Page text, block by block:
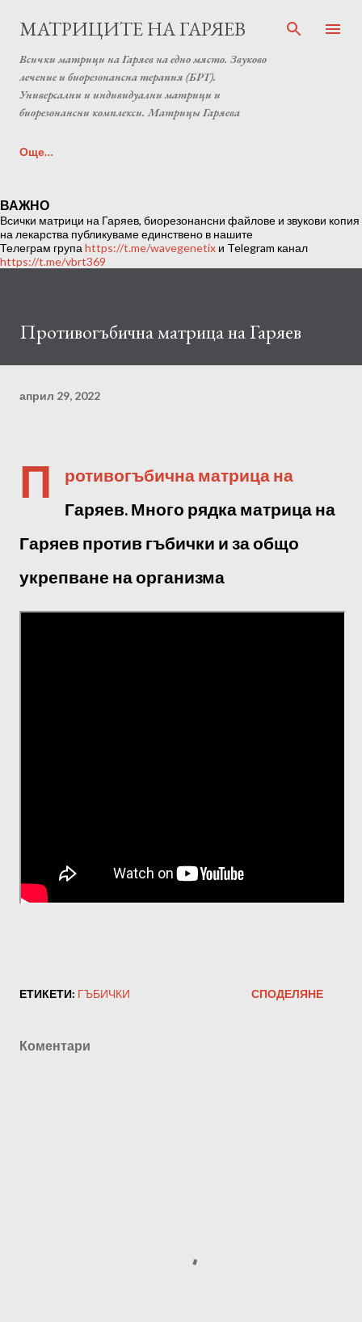
Пропускане към основното съдържание
МАТРИЦИТЕ НА ГАРЯЕВ
Всички матрици на Гаряев на едно място. Звуково
лечение и биорезонансна терапия (БРТ).
Универсални и индивидуални матрици и
биорезонансни комплекси. Матрицы Гаряева
Още…
Laboratory (Individual programs Garyaev matrix)
ВАЖНО
Всички матрици на Гаряев, биорезонансни файлове и звукови копия
на лекарства публикуваме единствено в нашите
Телеграм група https://t.me/wavegenetix и Telegram канал
https://t.me/vbrt369
Противогъбична матрица на Гаряев
април 29, 2022
П
ротивогъбична матрица на
Гаряев. Много рядка матрица на
Гаряев против гъбички и за общо
укрепване на организма
ЕТИКЕТИ: ГЪБИЧКИ СПОДЕЛЯНЕ
Коментари